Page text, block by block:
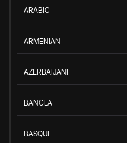
ARABIC
ARMENIAN
AZERBAIJANI
BANGLA
BASQUE